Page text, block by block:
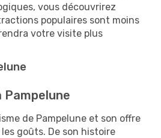
vous découvrirez
populaires sont moins
votre visite plus
Pampelune
de Pampelune et son offre
goûts. De son histoire